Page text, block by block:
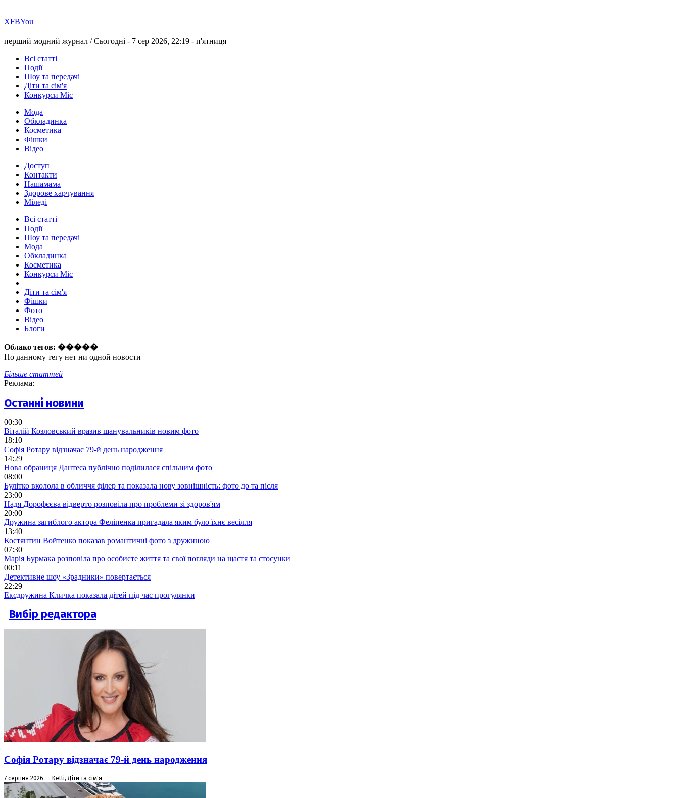
ХFBYou
перший модний журнал /Сьогодні - 7 сер 2026, 22:19 - п'ятниця
Всі статті
Події
Шоу та передачі
Діти та сім'я
Конкурси Міс
Мода
Обкладинка
Косметика
Фішки
Відео
Доступ
Контакти
Нашамама
Здорове харчування
Міледі
Всі статті
Події
Шоу та передачі
Мода
Обкладинка
Косметика
Конкурси Міс
Діти та сім'я
Фішки
Фото
Відео
Блоги
Облако тегов: �����
По данному тегу нет ни одной новости
Більше статтей
Реклама:
Останні новини
00:30
Віталій Козловський вразив шанувальників новим фото
18:10
Софія Ротару відзначає 79-й день народження
14:29
Нова обраниця Дантеса публічно поділилася спільним фото
08:00
Булітко вколола в обличчя філер та показала нову зовнішність: фото до та після
23:00
Надя Дорофєєва відверто розповіла про проблеми зі здоров'ям
20:00
Дружина загиблого актора Феліпенка пригадала яким було їхнє весілля
13:40
Костянтин Войтенко показав романтичні фото з дружиною
07:30
Марія Бурмака розповіла про особисте життя та свої погляди на щастя та стосунки
00:11
Детективне шоу «Зрадники» повертається
22:29
Ексдружина Кличка показала дітей під час прогулянки
Вибір редактора
Софія Ротару відзначає 79-й день народження
7 серпня 2026 — Ketti, Діти та сім'я